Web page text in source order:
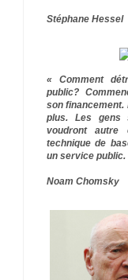
Stéphane Hessel
« Comment
public?
son financement.
plus. Les gens
voudront autre
technique de
un service public.
Noam Chomsky